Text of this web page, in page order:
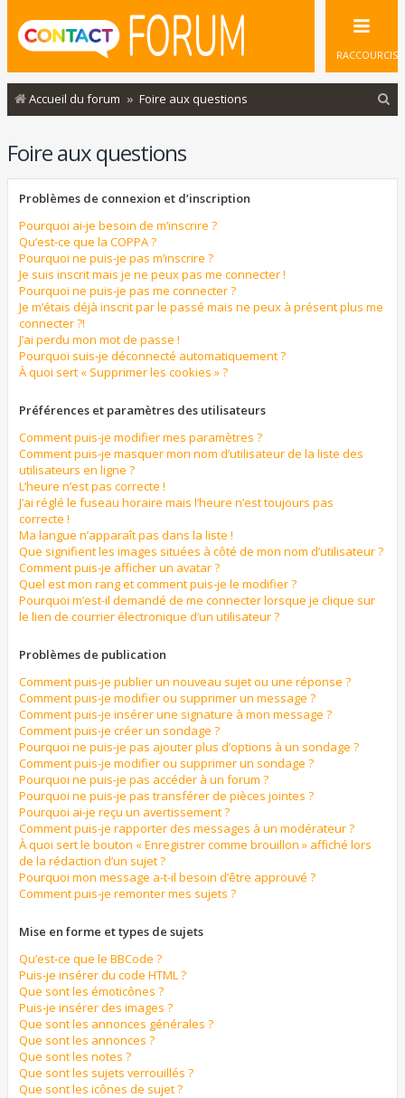
RACCOURCIS
Accueil du forum Foire aux questions
Foire aux questions
Problèmes de connexion et d’inscription
Pourquoi ai-je besoin de m’inscrire ?
Qu’est-ce que la COPPA ?
Pourquoi ne puis-je pas m’inscrire ?
Je suis inscrit mais je ne peux pas me connecter !
Pourquoi ne puis-je pas me connecter ?
Je m’étais déjà inscrit par le passé mais ne peux à présent plus me
connecter ?!
J’ai perdu mon mot de passe !
Pourquoi suis-je déconnecté automatiquement ?
À quoi sert « Supprimer les cookies » ?
Préférences et paramètres des utilisateurs
Comment puis-je modifier mes paramètres ?
Comment puis-je masquer mon nom d’utilisateur de la liste des
utilisateurs en ligne ?
L’heure n’est pas correcte !
J’ai réglé le fuseau horaire mais l’heure n’est toujours pas
correcte !
Ma langue n’apparaît pas dans la liste !
Que signifient les images situées à côté de mon nom d’utilisateur ?
Comment puis-je afficher un avatar ?
Quel est mon rang et comment puis-je le modifier ?
Pourquoi m’est-il demandé de me connecter lorsque je clique sur
le lien de courrier électronique d’un utilisateur ?
Problèmes de publication
Comment puis-je publier un nouveau sujet ou une réponse ?
Comment puis-je modifier ou supprimer un message ?
Comment puis-je insérer une signature à mon message ?
Comment puis-je créer un sondage ?
Pourquoi ne puis-je pas ajouter plus d’options à un sondage ?
Comment puis-je modifier ou supprimer un sondage ?
Pourquoi ne puis-je pas accéder à un forum ?
Pourquoi ne puis-je pas transférer de pièces jointes ?
Pourquoi ai-je reçu un avertissement ?
Comment puis-je rapporter des messages à un modérateur ?
À quoi sert le bouton « Enregistrer comme brouillon » affiché lors
de la rédaction d’un sujet ?
Pourquoi mon message a-t-il besoin d’être approuvé ?
Comment puis-je remonter mes sujets ?
Mise en forme et types de sujets
Qu’est-ce que le BBCode ?
Puis-je insérer du code HTML ?
Que sont les émoticônes ?
Puis-je insérer des images ?
Que sont les annonces générales ?
Que sont les annonces ?
Que sont les notes ?
Que sont les sujets verrouillés ?
Que sont les icônes de sujet ?